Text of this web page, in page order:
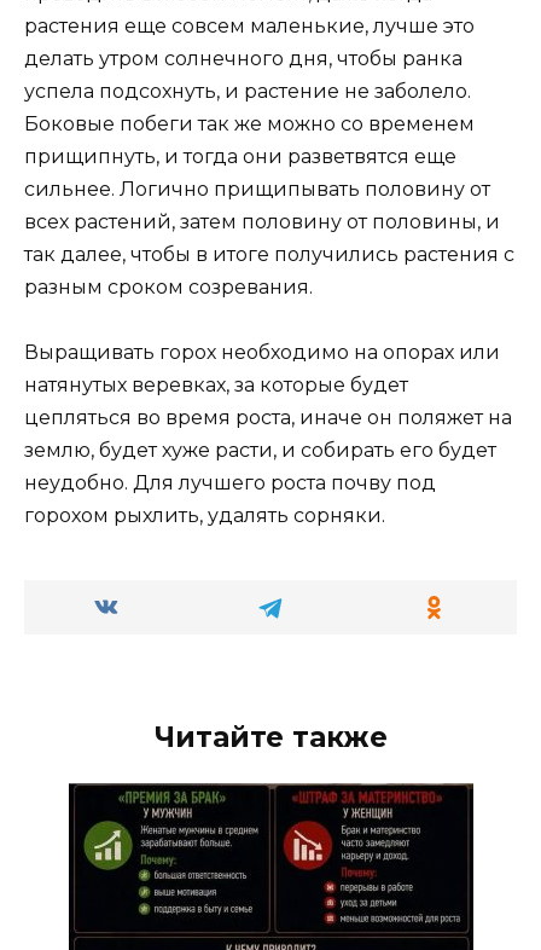
растения еще совсем маленькие, лучше это
делать утром солнечного дня, чтобы ранка
успела подсохнуть, и растение не заболело.
Боковые побеги так же можно со временем
прищипнуть, и тогда они разветвятся еще
сильнее. Логично прищипывать половину от
всех растений, затем половину от половины, и
так далее, чтобы в итоге получились растения с
разным сроком созревания.
Выращивать горох необходимо на опорах или
натянутых веревках, за которые будет
цепляться во время роста, иначе он поляжет на
землю, будет хуже расти, и собирать его будет
неудобно. Для лучшего роста почву под
горохом рыхлить, удалять сорняки.
Читайте также